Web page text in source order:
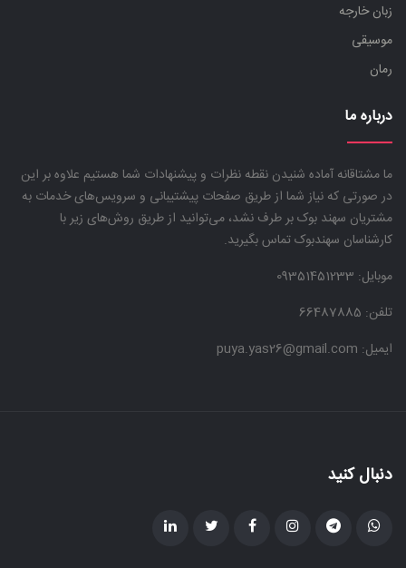
زبان خارجه
موسیقی
رمان
درباره ما
ما مشتاقانه آماده شنیدن نقطه نظرات و پیشنهادات شما هستیم علاوه بر این
در صورتی که نیاز شما از طریق صفحات پیشتیبانی و سرویس‌های خدمات به
مشتریان سهند بوک بر طرف نشد، می‌توانید از طریق روش‌های زیر با
کارشناسان سهندبوک تماس بگیرید.
موبایل:
تلفن: 66487885
ایمیل: puya.yas26@gmail.com
دنبال کنید